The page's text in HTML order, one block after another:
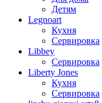
Детям
Legnoart
Кухня
Сервировка
Libbey
Сервировка
Liberty Jones
Кухня
Сервировка